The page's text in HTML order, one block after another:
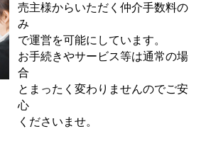
売主様からいただく仲介手数料の
み
で運営を可能にしています。
お手続きやサービス等は通常の場
合
とまったく変わりませんのでご安
心
くださいませ。